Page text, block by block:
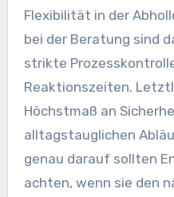
Flexibilität in der
bei der Beratung sind
strikte
Reaktionszeiten.
Höchstmaß an
alltagstauglichen
genau darauf sollten
achten, wenn sie den